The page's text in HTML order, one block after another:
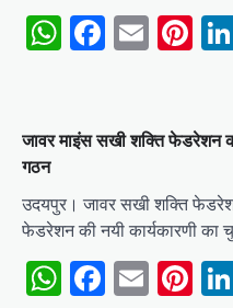
WhatsApp
Email
जावर माइंस सखी शक्ति फेडरेशन
गठन
उदयपुर। जावर सखी शक्ति
फेडरेशन की नयी कार्यकारणी का
WhatsApp
Email